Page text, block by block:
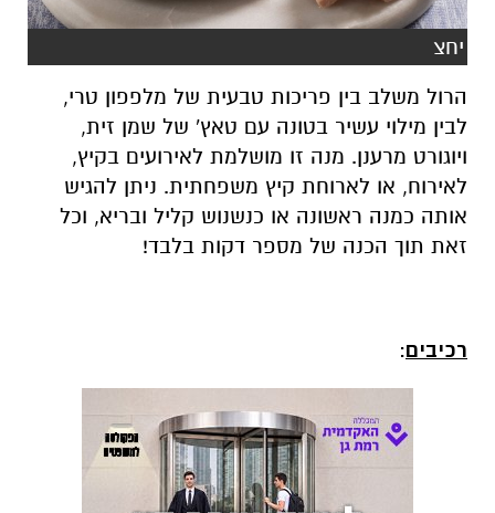
לבין מילוי עשיר בטונה עם טאץ' של שמן זית,
ויוגורט מרענן. מנה זו מושלמת לאירועים בקיץ,
אותה כמנה ראשונה או כנשנוש קליל ובריא, וכל
זאת תוך הכנה של מספר דקות בלבד!
רכיבים: